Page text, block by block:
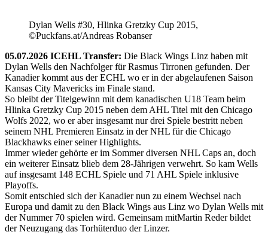
Dylan Wells #30, Hlinka Gretzky Cup 2015,
©Puckfans.at/Andreas Robanser
05.07.2026 ICEHL Transfer: Die Black Wings Linz haben mit
Dylan Wells den Nachfolger für Rasmus Tirronen gefunden. Der
Kanadier kommt aus der ECHL wo er in der abgelaufenen Saison
Kansas City Mavericks im Finale stand.
So bleibt der Titelgewinn mit dem kanadischen U18 Team beim
Hlinka Gretzky Cup 2015 neben dem AHL Titel mit den Chicago
Wolfs 2022, wo er aber insgesamt nur drei Spiele bestritt neben
seinem NHL Premieren Einsatz in der NHL für die Chicago
Blackhawks einer seiner Highlights.
Immer wieder gehörte er im Sommer diversen NHL Caps an, doch
ein weiterer Einsatz blieb dem 28-Jährigen verwehrt. So kam Wells
auf insgesamt 148 ECHL Spiele und 71 AHL Spiele inklusive
Playoffs.
Somit entschied sich der Kanadier nun zu einem Wechsel nach
Europa und damit zu den Black Wings aus Linz wo Dylan Wells mit
der Nummer 70 spielen wird. Gemeinsam mitMartin Reder bildet
der Neuzugang das Torhüterduo der Linzer.